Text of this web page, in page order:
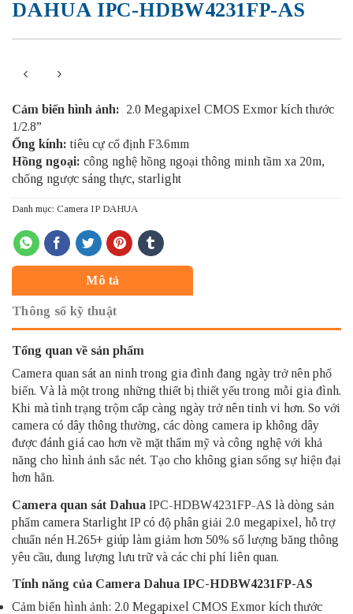
DAHUA IPC-HDBW4231FP-AS
Cảm biến hình ảnh: 2.0 Megapixel CMOS Exmor kích thước
1/2.8”
Ống kính: tiêu cự cố định F3.6mm
Hồng ngoại: công nghệ hồng ngoại thông minh tầm xa 20m,
chống ngược sáng thực, starlight
Danh mục: Camera IP DAHUA
Mô tả
Thông số kỹ thuật
Tổng quan về sản phẩm
Camera quan sát an ninh trong gia đình đang ngày trở nên phổ
biến. Và là một trong những thiết bị thiết yếu trong mỗi gia đình.
Khi mà tình trạng trộm cắp càng ngày trở nên tinh vi hơn. So với
camera có dây thông thường, các dòng camera ip không dây
được đánh giá cao hơn về mặt thẩm mỹ và công nghệ với khả
năng cho hình ảnh sắc nét. Tạo cho không gian sống sự hiện đại
hơn hẳn.
Camera quan sát Dahua IPC-HDBW4231FP-AS là dòng sản
phẩm ​camera Starlight IP có độ phân giải 2.0 megapixel, hỗ trợ
chuẩn nén H.265+ giúp làm giảm hơn 50% số lượng băng thông
yêu cầu, dung lượng lưu trữ và các chi phí liên quan.
Tính năng của Camera Dahua IPC-HDBW4231FP-AS
Cảm biến hình ảnh: 2.0 Megapixel CMOS Exmor kích thước